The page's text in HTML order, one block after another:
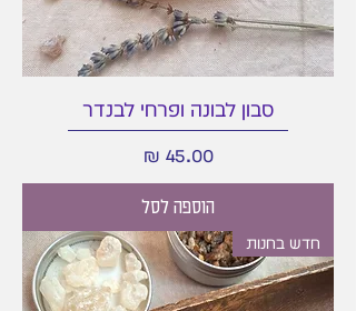
סבון לבונה ופרחי לבנדר
מחיר‏45.00 ‏₪
הוספה לסל
חדש בחנות